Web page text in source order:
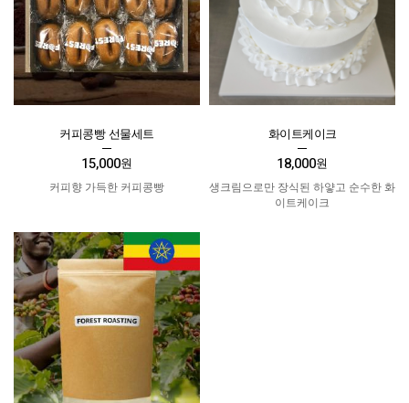
커피콩빵 선물세트
15,000원
커피향 가득한 커피콩빵
화이트케이크
18,000원
생크림으로만 장식된 하얗고 순수한 화
이트케이크